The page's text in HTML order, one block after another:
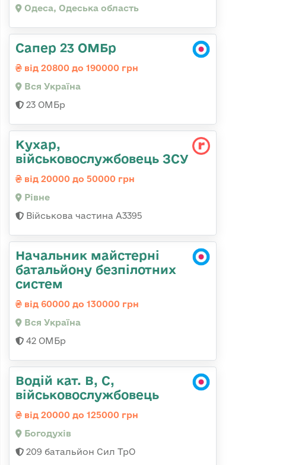
Одеса, Одеська область
Сапер 23 ОМБр
від 20800 до 190000 грн
Вся Україна
23 ОМБр
Кухар,
військовослужбовець ЗСУ
від 20000 до 50000 грн
Рівне
Військова частина А3395
Начальник майстерні
батальйону безпілотних
систем
від 60000 до 130000 грн
Вся Україна
42 ОМБр
Водій кат. В, С,
військовослужбовець
від 20000 до 125000 грн
Богодухів
209 батальйон Сил ТрО